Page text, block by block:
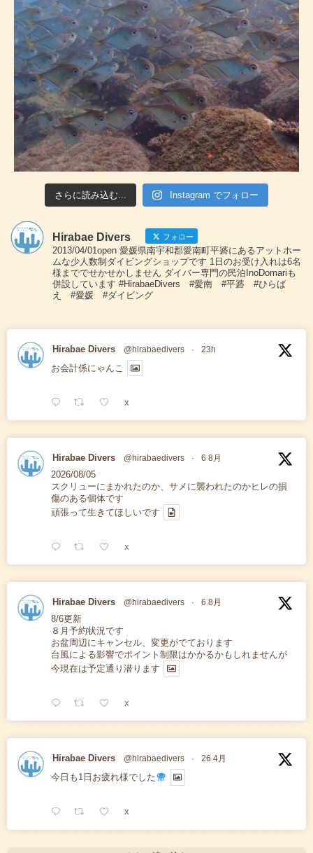
さらに読み込む... Instagram でフォロー
Hirabae Divers フォロー
2013/04/01open 愛媛県南宇和郡愛南町平碆にあるアットホー
ムな少人数制ダイビングショップです 1日のお受け入れは6名
様まででせかせかしません ダイバー専門の民泊InoDomariも
併設しています #HirabaeDivers #愛南 #平碆 #ひらば
え #愛媛 #ダイビング
Hirabae Divers @hirabaedivers · 23h
お会計係にゃんこ
X
Hirabae Divers @hirabaedivers · 6 8月
2026/08/05
スクリューにまかれたのか、サメに襲われたのかヒレの損
傷のある個体です
頑張って生きてほしいです
X
Hirabae Divers @hirabaedivers · 6 8月
8/6更新
８月予約状況です
お盆周辺にキャンセル、変更がでております
台風による影響でポイント制限はかかるかもしれませんが
今現在は予定通り潜ります
X
Hirabae Divers @hirabaedivers · 26 4月
今日も1日お疲れ様でした
X